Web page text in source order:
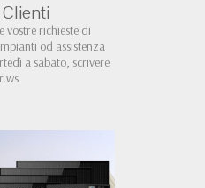
vostre richieste di
od assistenza
a sabato, scrivere